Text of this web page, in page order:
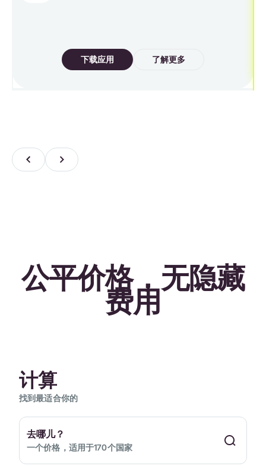
下载应用 了解更多
公平价格，无隐藏
费用
计算
找到最适合你的
去哪儿？
一个价格，适用于170个国家